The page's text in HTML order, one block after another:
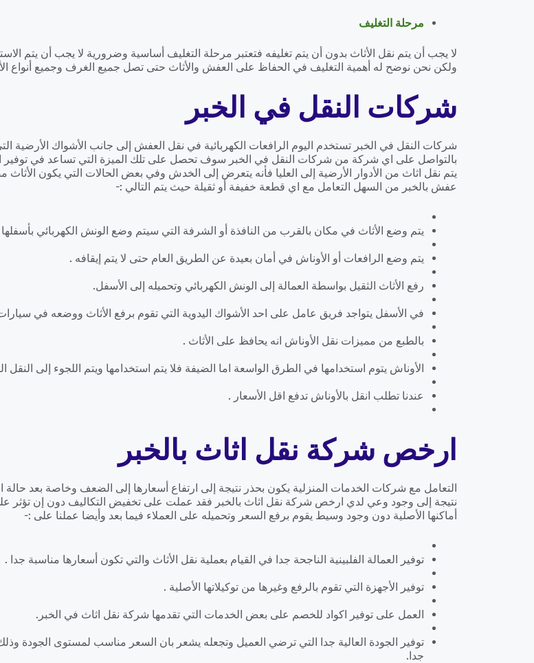
مرحلة التغليف
لا يجب أن يتم نقل الأثاث بدون أن يتم تغليفه فتعتبر مرحلة التغليف أساسية وضرورية لا يجب أن يتم
ولكن نحن نوضح له أهمية التغليف في الحفاظ على العفش والأثاث حتى تصل جميع الغرف وجميع أنواع
شركات النقل في الخبر
شركات النقل في الخبر تستخدم اليوم الرافعات الكهربائية في نقل العفش إلى جانب الأشواك الأرضية
بالتواصل على اي شركة من شركات النقل في الخبر سوف تحصل على تلك الميزة التي تساعد في توفير
يتم نقل اثاث من الأدوار الأرضية إلى العليا فأنه يتعرض إلى الخدش وفي بعض الحالات التي يكون
عفش بالخبر من السهل التعامل مع اي قطعة خفيفة أو ثقيلة حيث يتم التالي :-
يتم وضع الأثاث في مكان بالقرب من النافذة أو الشرفة التي سيتم وضع الونش الكهربائي
يتم وضع الرافعات أو الأوناش في أمان بعيدة عن الطريق العام حتى لا يتم إيقافه .
رفع الأثاث الثقيل بواسطة العمالة إلى الونش الكهربائي وتحميله إلى الأسفل.
في الأسفل يتواجد فريق عامل على احد الأشواك اليدوية التي تقوم برفع الأثاث ووضعه في
بالطبع من مميزات نقل الأوناش انه يحافظ على الأثاث .
الأوناش يتوم استخدامها في الطرق الواسعة اما الضيفة فلا يتم استخدامها ويتم اللجوء إلى النقل
عندنا تطلب انقل بالأوناش تدفع اقل الأسعار .
ارخص شركة نقل اثاث بالخبر
التعامل مع شركات الخدمات المنزلية يكون بحذر نتيجة إلى ارتفاع أسعارها إلى الضعف وخاصة بعد
نتيجة إلى وجود وعي لدي ارخص شركة نقل اثاث بالخبر فقد عملت على تخفيض التكاليف دون إن تؤثر
أماكنها الأصلية دون وجود وسيط يقوم برفع السعر وتحميله على العملاء فيما بعد وأيضا عملنا على :-
توفير العمالة الفلبينية الناجحة جدا في القيام بعملية نقل الأثاث والتي تكون أسعارها مناسبة جدا .
توفير الأجهزة التي تقوم بالرفع وغيرها من توكيلاتها الأصلية .
العمل على توفير اكواد للخصم على بعض الخدمات التي تقدمها شركة نقل اثاث في الخبر.
توفير الجودة العالية جدا التي ترضي العميل وتجعله يشعر بان السعر مناسب لمستوى الجودة
جدا.